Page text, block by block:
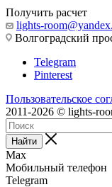
Получить расчет
lights-
Волгоградский
Telegram
Pinterest
Пользовательское
2011-2026 © lights-
Найти
Max
Мобильный телефон
Telegram